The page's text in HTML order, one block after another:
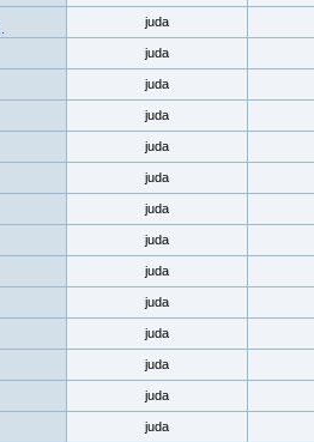
juda
juda
juda
juda
juda
juda
juda
juda
juda
juda
juda
juda
juda
juda